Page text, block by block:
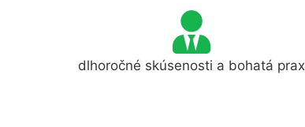
dlhoročné skúsenosti a bohatá prax